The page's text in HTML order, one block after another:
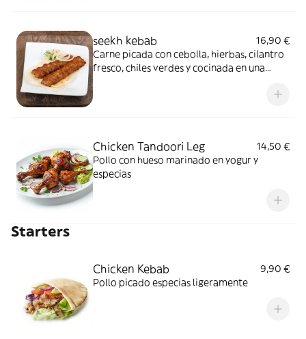
seekh kebab
16,90 €
Carne picada con cebolla, hierbas, cilantro
fresco, chiles verdes y cocinada en una
Chicken Tandoori Leg
14,50 €
Pollo con hueso marinado en yogur y
especias
Starters
Chicken Kebab
9,90 €
Pollo picado especias ligeramente